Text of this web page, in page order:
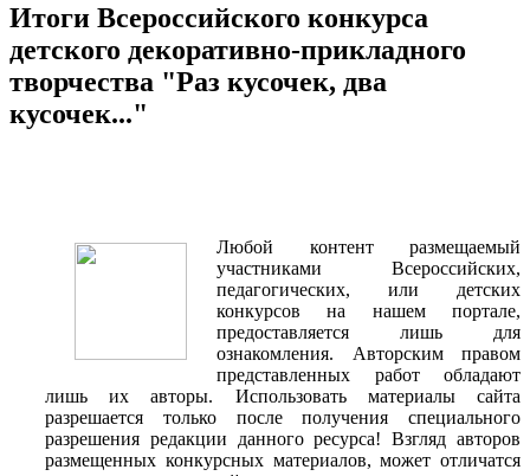
Итоги Всероссийского конкурса
детского декоративно-прикладного
творчества "Раз кусочек, два
кусочек..."
Любой контент размещаемый
участниками Всероссийских,
педагогических, или детских
конкурсов на нашем портале,
предоставляется лишь для
ознакомления. Авторским правом
представленных работ обладают
лишь их авторы. Использовать материалы сайта
разрешается только после получения специального
разрешения редакции данного ресурса! Взгляд авторов
размещенных конкурсных материалов, может отличатся